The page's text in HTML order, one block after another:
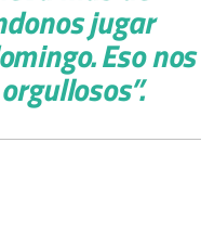
jugar
Eso nos
.